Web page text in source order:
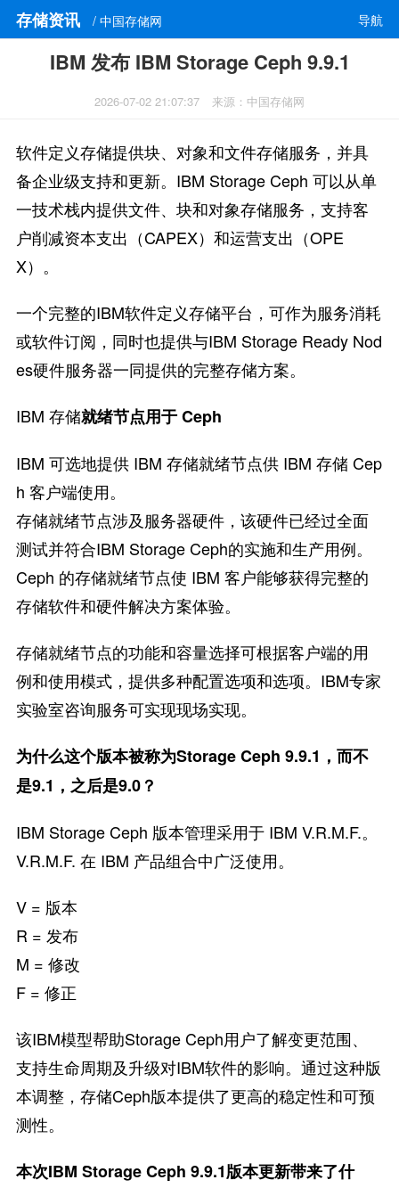
存储资讯 / 中国存储网 导航
IBM 发布 IBM Storage Ceph 9.9.1
2026-07-02 21:07:37 来源：中国存储网
软件定义存储提供块、对象和文件存储服务，并具
备企业级支持和更新。IBM Storage Ceph 可以从单
一技术栈内提供文件、块和对象存储服务，支持客
户削减资本支出（CAPEX）和运营支出（OPE
X）。
一个完整的IBM软件定义存储平台，可作为服务消耗
或软件订阅，同时也提供与IBM Storage Ready Nod
es硬件服务器一同提供的完整存储方案。
IBM 存储就绪节点用于 Ceph
IBM 可选地提供 IBM 存储就绪节点供 IBM 存储 Cep
h 客户端使用。
存储就绪节点涉及服务器硬件，该硬件已经过全面
测试并符合IBM Storage Ceph的实施和生产用例。
Ceph 的存储就绪节点使 IBM 客户能够获得完整的
存储软件和硬件解决方案体验。
存储就绪节点的功能和容量选择可根据客户端的用
例和使用模式，提供多种配置选项和选项。IBM专家
实验室咨询服务可实现现场实现。
为什么这个版本被称为Storage Ceph 9.9.1，而不
是9.1，之后是9.0？
IBM Storage Ceph 版本管理采用于 IBM V.R.M.F.。
V.R.M.F. 在 IBM 产品组合中广泛使用。
V = 版本
R = 发布
M = 修改
F = 修正
该IBM模型帮助Storage Ceph用户了解变更范围、
支持生命周期及升级对IBM软件的影响。通过这种版
本调整，存储Ceph版本提供了更高的稳定性和可预
测性。
本次IBM Storage Ceph 9.9.1版本更新带来了什